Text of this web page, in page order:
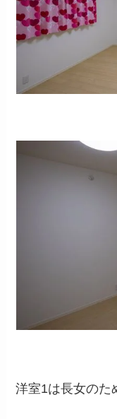
洋室1は長女のた